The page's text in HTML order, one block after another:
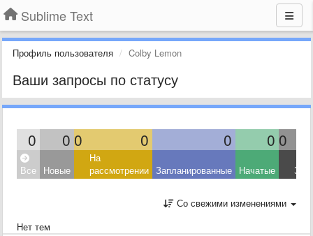
Sublime Text
Профиль пользователя Colby Lemon
Ваши запросы по статусу
0 0 0 0 0 0 0
Все Новые
На
рассмотрении Запланированные Начатые
Со свежими изменениями
Нет тем